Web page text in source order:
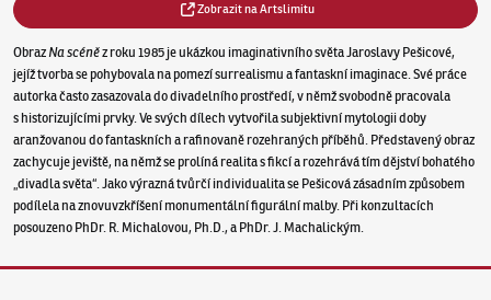
Zobrazit na Artslimitu
ObrazNa scéněz roku 1985 je ukázkou imaginativního světa Jaroslavy Pešicové,
jejíž tvorba se pohybovala na pomezí surrealismu a fantaskní imaginace. Své práce
autorka často zasazovala do divadelního prostředí, v němž svobodně pracovala
s historizujícími prvky. Ve svých dílech vytvořila subjektivní mytologii doby
aranžovanou do fantaskních a rafinovaně rozehraných příběhů. Představený obraz
zachycuje jeviště, na němž se prolíná realita s fikcí a rozehrává tím dějství bohatého
„divadla světa“. Jako výrazná tvůrčí individualita se Pešicová zásadním způsobem
podílela na znovuvzkříšení monumentální figurální malby. Při konzultacích
posouzeno PhDr. R. Michalovou, Ph.D., a PhDr. J. Machalickým.